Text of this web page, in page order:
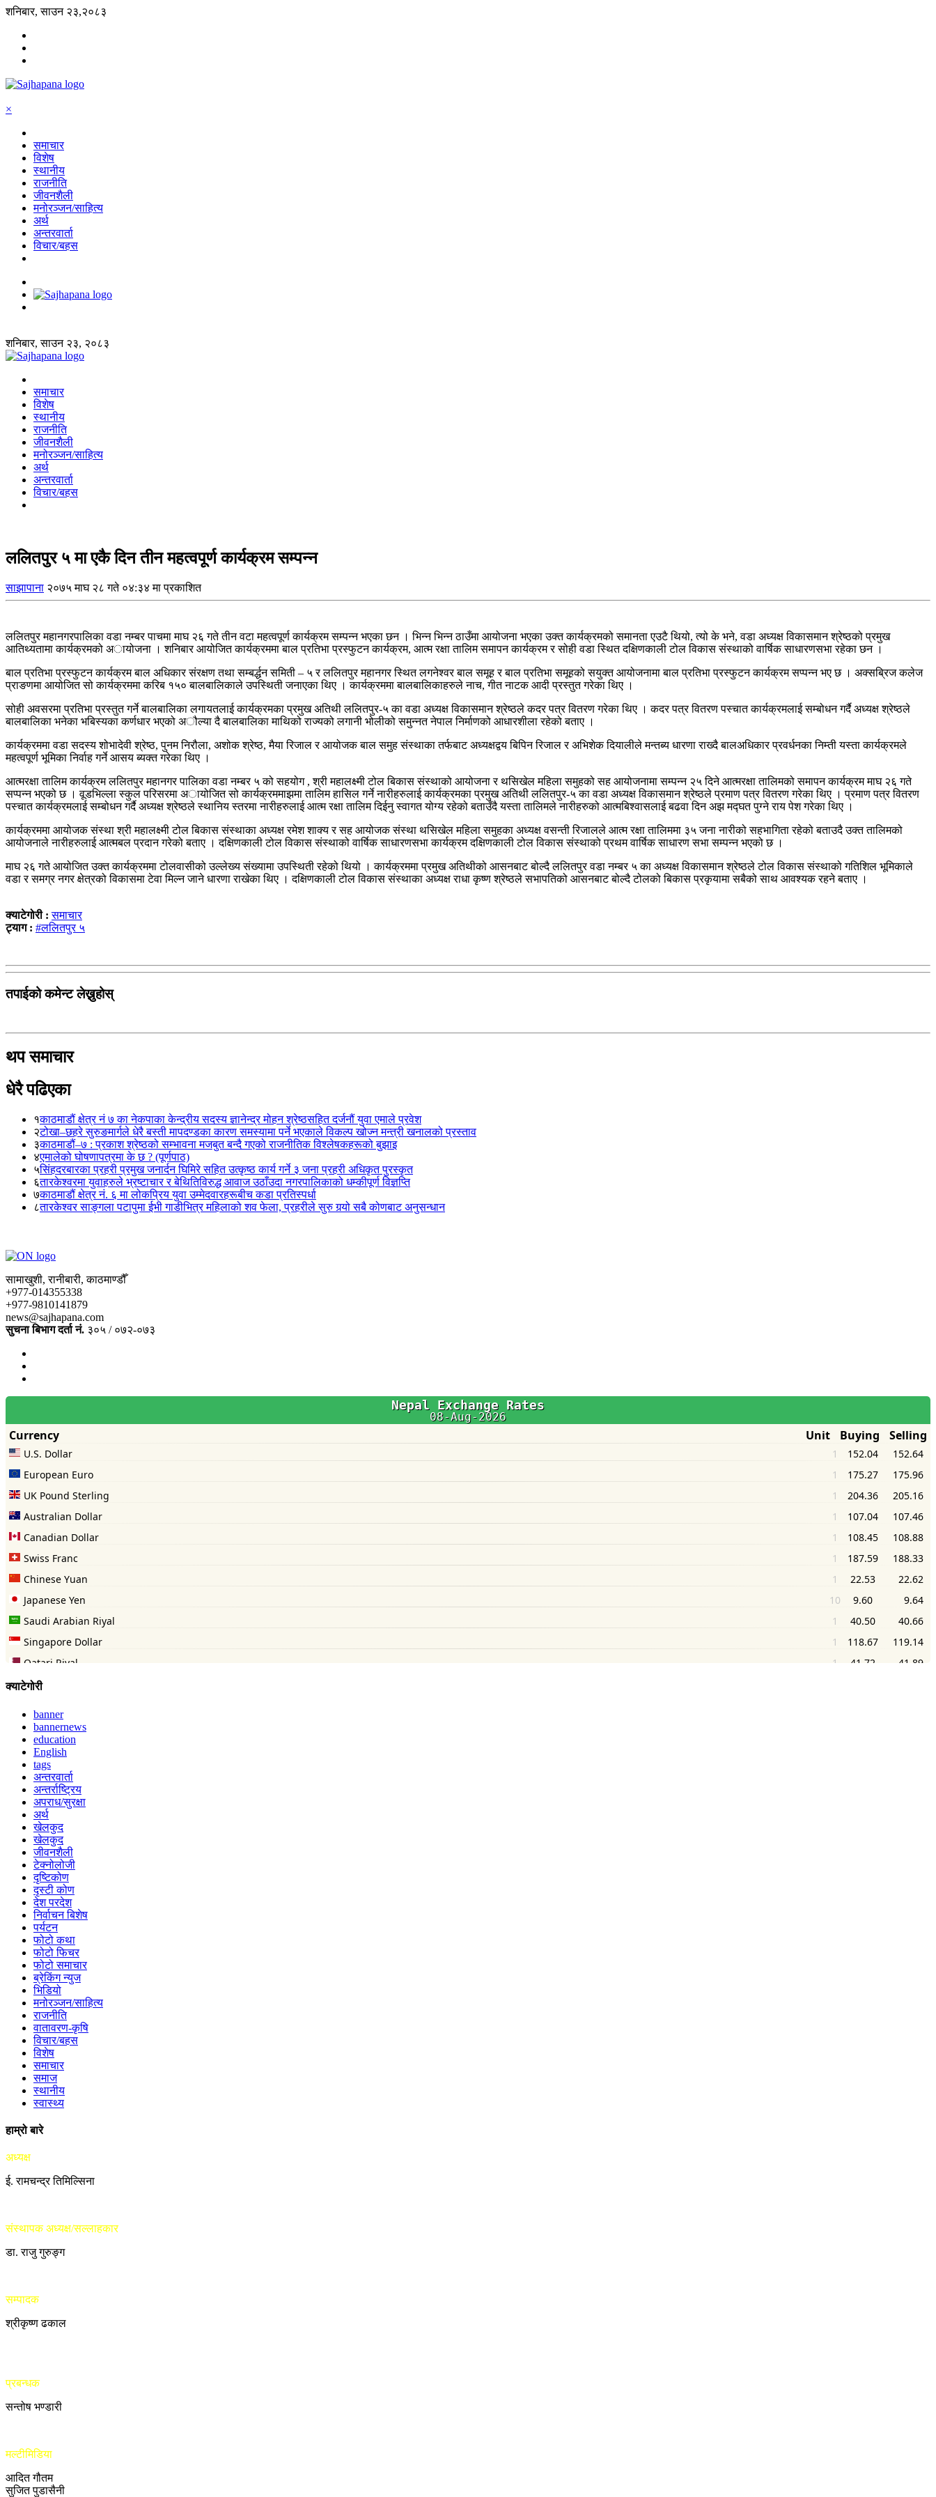
शनिबार, साउन २३,२०८३
×
समाचार
विशेष
स्थानीय
राजनीति
जीवनशैली
मनोरञ्जन/साहित्य
अर्थ
अन्तरवार्ता
विचार/बहस
शनिबार, साउन २३, २०८३
समाचार
विशेष
स्थानीय
राजनीति
जीवनशैली
मनोरञ्जन/साहित्य
अर्थ
अन्तरवार्ता
विचार/बहस
ललितपुर ५ मा एकै दिन तीन महत्वपूर्ण कार्यक्रम सम्पन्न
साझापाना २०७५ माघ २८ गते ०४:३४ मा प्रकाशित
ललितपुर महानगरपालिका वडा नम्बर पाचमा माघ २६ गते तीन वटा महत्वपूर्ण कार्यक्रम सम्पन्न भएका छन । भिन्न भिन्न ठाउँमा आयोजना भएका उक्त कार्यक्रमको समानता एउटै थियो, त्यो के भने, वडा अध्यक्ष विकासमान श्रेष्ठको प्रमुख
आतिथ्यतामा कार्यक्रमको अायोजना । शनिबार आयोजित कार्यक्रममा बाल प्रतिभा प्रस्फुटन कार्यक्रम, आत्म रक्षा तालिम समापन कार्यक्रम र सोही वडा स्थित दक्षिणकाली टोल विकास संस्थाको वार्षिक साधारणसभा रहेका छन ।
बाल प्रतिभा प्रस्फुटन कार्यक्रम बाल अधिकार संरक्षण तथा सम्बर्द्धन समिती – ५ र ललितपुर महानगर स्थित लगनेश्वर बाल समूह र बाल प्रतिभा समूहको सयुक्त आयोजनामा बाल प्रतिभा प्रस्फुटन कार्यक्रम सप्पन्न भए छ । अक्सब्रिज कलेज
प्राङणमा आयोजित सो कार्यक्रममा करिब १५० बालबालिकाले उपस्थिती जनाएका थिए । कार्यक्रममा बालबालिकाहरुले नाच, गीत नाटक आदी प्रस्तुत गरेका थिए ।
सोही अवसरमा प्रतिभा प्रस्तुत गर्ने बालबालिका लगायतलाई कार्यक्रमका प्रमुख अतिथी ललितपुर-५ का वडा अध्यक्ष विकासमान श्रेष्ठले कदर पत्र वितरण गरेका थिए । कदर पत्र वितरण पस्चात कार्यक्रमलाई सम्बोधन गर्दै अध्यक्ष श्रेष्ठले
बालबालिका भनेका भबिस्यका कर्णधार भएको अौल्या दै बालबालिका माथिको राज्यको लगानी भोलीको समुन्नत नेपाल निर्माणको आधारशीला रहेको बताए ।
कार्यक्रममा वडा सदस्य शोभादेवी श्रेष्ठ, पुनम निरौला, अशोक श्रेष्ठ, मैया रिजाल र आयोजक बाल समुह संस्थाका तर्फबाट अध्यक्षद्वय बिपिन रिजाल र अभिशेक दियालीले मन्तब्य धारणा राख्दै बालअधिकार प्रवर्धनका निम्ती यस्ता कार्यक्रमले
महत्वपूर्ण भूमिका निर्वाह गर्ने आसय ब्यक्त गरेका थिए ।
आत्मरक्षा तालिम कार्यक्रम ललितपुर महानगर पालिका वडा नम्बर ५ को सहयोग , श्री महालक्ष्मी टोल बिकास संस्थाको आयोजना र थसिखेल महिला समुहको सह आयोजनामा सम्पन्न २५ दिने आत्मरक्षा तालिमको समापन कार्यक्रम माघ २६ गते
सप्पन्न भएको छ । वूडभिल्ला स्कुल परिसरमा अायोजित सो कार्यक्रममाझमा तालिम हासिल गर्ने नारीहरुलाई कार्यक्रमका प्रमुख अतिथी ललितपुर-५ का वडा अध्यक्ष विकासमान श्रेष्ठले प्रमाण पत्र वितरण गरेका थिए । प्रमाण पत्र वितरण
पस्चात कार्यक्रमलाई सम्बोधन गर्दै अध्यक्ष श्रेष्ठले स्थानिय स्तरमा नारीहरुलाई आत्म रक्षा तालिम दिईनु स्वागत योग्य रहेको बताउँदै यस्ता तालिमले नारीहरुको आत्मबिश्वासलाई बढवा दिन अझ मद्घत पुग्ने राय पेश गरेका थिए ।
कार्यक्रममा आयोजक संस्था श्री महालक्ष्मी टोल बिकास संस्थाका अध्यक्ष रमेश शाक्य र सह आयोजक संस्था थसिखेल महिला समुहका अध्यक्ष वसन्ती रिजालले आत्म रक्षा तालिममा ३५ जना नारीको सहभागिता रहेको बताउदै उक्त तालिमको
आयोजनाले नारीहरुलाई आत्मबल प्रदान गरेको बताए । दक्षिणकाली टोल विकास संस्थाको वार्षिक साधारणसभा कार्यक्रम दक्षिणकाली टोल विकास संस्थाको प्रथम वार्षिक साधारण सभा सम्पन्न भएको छ ।
माघ २६ गते आयोजित उक्त कार्यक्रममा टोलवासीको उल्लेख्य संख्यामा उपस्थिती रहेको थियो । कार्यक्रममा प्रमुख अतिथीको आसनबाट बोल्दै ललितपुर वडा नम्बर ५ का अध्यक्ष विकासमान श्रेष्ठले टोल विकास संस्थाको गतिशिल भूमिकाले
वडा र समग्र नगर क्षेत्रको विकासमा टेवा मिल्न जाने धारणा राखेका थिए । दक्षिणकाली टोल विकास संस्थाका अध्यक्ष राधा कृष्ण श्रेष्ठले सभापतिको आसनबाट बोल्दै टोलको बिकास प्रकृयामा सबैको साथ आवश्यक रहने बताए ।
क्याटेगोरी :समाचार
ट्याग : #ललितपुर ५
तपाईको कमेन्ट लेख्नुहोस्
थप समाचार
धेरै पढिएका
१काठमाडौं क्षेत्र नं ७ का नेकपाका केन्द्रीय सदस्य ज्ञानेन्द्र मोहन श्रेष्ठसहित दर्जनौं युवा एमाले प्रवेश
२टोखा–छहरे सुरुङमार्गले धेरै बस्ती मापदण्डका कारण समस्यामा पर्ने भएकाले विकल्प खोज्न मन्त्री खनालको प्रस्ताव
३काठमाडौं–७ : प्रकाश श्रेष्ठको सम्भावना मजबुत बन्दै गएको राजनीतिक विश्लेषकहरूको बुझाइ
४एमालेको घोषणापत्रमा के छ ? (पूर्णपाठ)
५सिंहदरबारका प्रहरी प्रमुख जनार्दन घिमिरे सहित उत्कृष्ठ कार्य गर्ने ३ जना प्रहरी अधिकृत पुरस्कृत
६तारकेश्वरमा युवाहरुले भ्रष्टाचार र बेथितिविरुद्ध आवाज उठाँउदा नगरपालिकाको धम्कीपूर्ण विज्ञप्ति
७काठमाडौं क्षेत्र नं. ६ मा लोकप्रिय युवा उम्मेदवारहरूबीच कडा प्रतिस्पर्धा
८तारकेश्वर साङ्गला पटापुमा ईभी गाडीभित्र महिलाको शव फेला, प्रहरीले सुरु गर्‍यो सबै कोणबाट अनुसन्धान
सामाखुशी, रानीबारी, काठमाण्डौँ
+977-014355338
+977-9810141879
news@sajhapana.com
सुचना बिभाग दर्ता नं. ३०५ / ०७२-०७३
क्याटेगोरी
banner
bannernews
education
English
tags
अन्तरवार्ता
अन्तर्राष्ट्रिय
अपराध/सुरक्षा
अर्थ
खेलकुद
खेलकुद
जीवनशैली
टेक्नोलोजी
दृष्टिकोण
दृस्टी कोण
देश परदेश
निर्वाचन बिशेष
पर्यटन
फोटो कथा
फोटो फिचर
फोटो समाचार
ब्रेकिंग न्युज
भिडियो
मनोरञ्जन/साहित्य
राजनीति
वातावरण-कृषि
विचार/बहस
विशेष
समाचार
समाज
स्थानीय
स्वास्थ्य
हाम्रो बारे
अध्यक्ष
ई. रामचन्द्र तिमिल्सिना
संस्थापक अध्यक्ष/सल्लाहकार
डा. राजु गुरुङ्ग
सम्पादक
श्रीकृष्ण ढकाल
प्रबन्धक
सन्तोष भण्डारी
मल्टीमिडिया
आदित गौतम
सुजित पुडासैनी